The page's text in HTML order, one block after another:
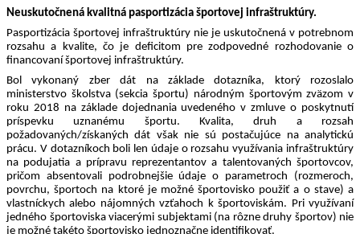
Neuskutočnená kvalitná pasportizácia športovej infraštruktúry.
Pasportizácia športovej infraštruktúry nie je uskutočnená v potrebnom
rozsahu a kvalite, čo je deficitom pre zodpovedné rozhodovanie o
financovaní športovej infraštruktúry.
Bol vykonaný zber dát na základe dotazníka, ktorý rozoslalo
ministerstvo školstva (sekcia športu) národným športovým zväzom v
roku 2018 na základe dojednania uvedeného v zmluve o poskytnutí
príspevku uznanému športu. Kvalita, druh a rozsah
požadovaných/získaných dát však nie sú postačujúce na analytickú
prácu. V dotazníkoch boli len údaje o rozsahu využívania infraštruktúry
na podujatia a prípravu reprezentantov a talentovaných športovcov,
pričom absentovali podrobnejšie údaje o parametroch (rozmeroch,
povrchu, športoch na ktoré je možné športovisko použiť a o stave) a
vlastníckych alebo nájomných vzťahoch k športoviskám. Pri využívaní
jedného športoviska viacerými subjektami (na rôzne druhy športov) nie
je možné takéto športovisko jednoznačne identifikovať.